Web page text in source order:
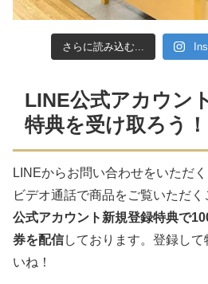
さらに読み込む...
LINE公式アカウン
特典を受け取ろう！
LINEからお問い合わせをいただ
ビデオ通話で商品をご覧いただく
公式アカウント新規登録特典で
券を配信しております。登録し
いね！